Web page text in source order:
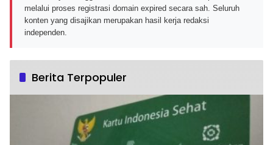
melalui proses registrasi domain expired secara sah. Seluruh
konten yang disajikan merupakan hasil kerja redaksi
independen.
Berita Terpopuler